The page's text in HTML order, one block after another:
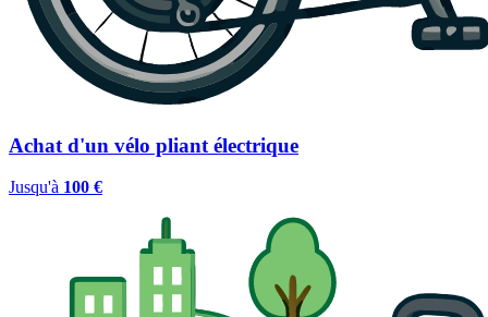
Achat d'un vélo pliant électrique
Jusqu'à 100 €